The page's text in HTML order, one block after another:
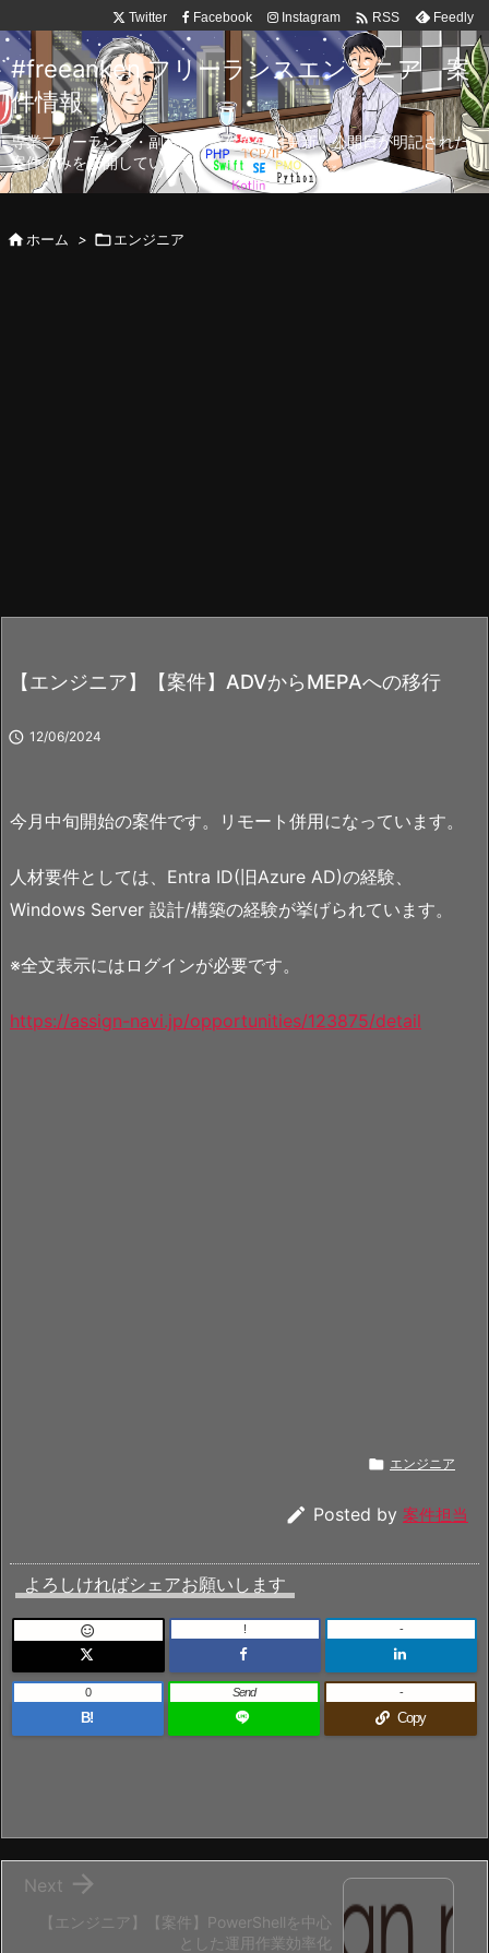
Twitter Facebook Instagram  RSS Feedly
#freeanken フリーランスエンジニア 案
件情報
専業フリーランス・副業向け案件を毎日更新！公開日が明記された
案件のみを公開しています。
ホーム > エンジニア
【エンジニア】【案件】ADVからMEPAへの移行
 12/06/2024
今月中旬開始の案件です。リモート併用になっています。
人材要件としては、Entra ID(旧Azure AD)の経験、
Windows Server 設計/構築の経験が挙げられています。
※全文表示にはログインが必要です。
https://assign-navi.jp/opportunities/123875/detail
 エンジニア
 Posted by 案件担当
よろしければシェアお願いします
 ! -
B!
0 Send
Copy
-
【エンジニア】【案件】PowerShellを中心
とした運用作業効率化

Next